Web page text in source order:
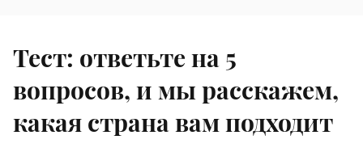
Тест: ответьте на 5
вопросов, и мы расскажем,
какая страна вам подходит